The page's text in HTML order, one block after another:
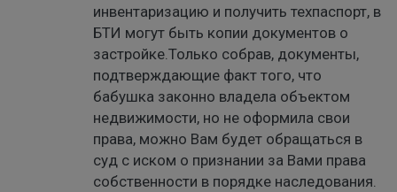
инвентаризацию и получить техпаспорт, в
БТИ могут быть копии документов о
застройке.Только собрав, документы,
подтверждающие факт того, что
бабушка законно владела объектом
недвижимости, но не оформила свои
права, можно Вам будет обращаться в
суд с иском о признании за Вами права
собственности в порядке наследования.